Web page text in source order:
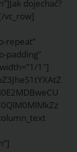
dojechać?
vc_row]
repeat”
padding”
1″]